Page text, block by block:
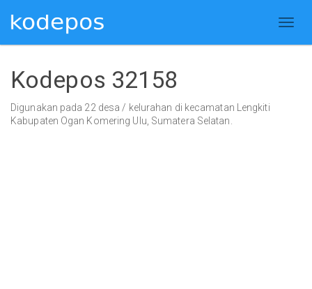
Kodepos 32158
Digunakan pada 22 desa / kelurahan di kecamatan Lengkiti
Kabupaten Ogan Komering Ulu, Sumatera Selatan.